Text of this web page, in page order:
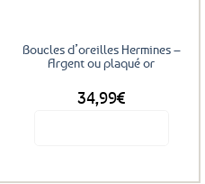
surBoucles d’oreilles Hermines –
Argent ou plaqué or
34,99€